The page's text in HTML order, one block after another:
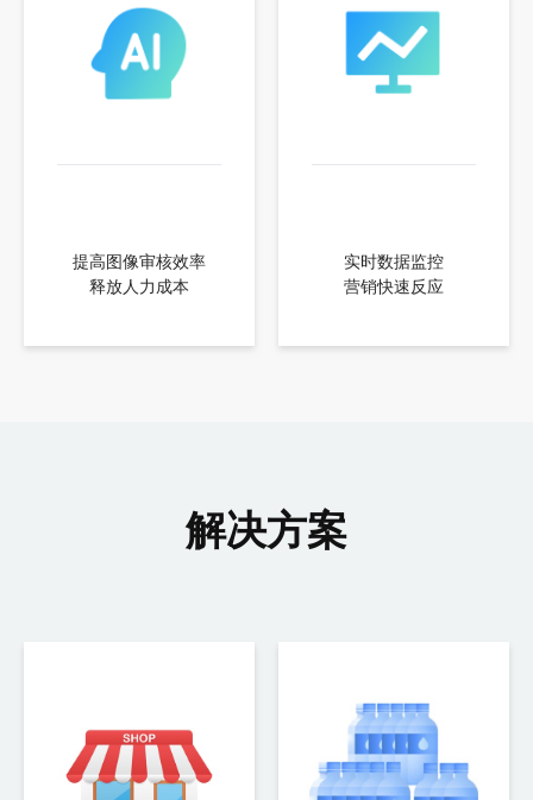
提高图像审核效率
释放人力成本
实时数据监控
营销快速反应
解决方案